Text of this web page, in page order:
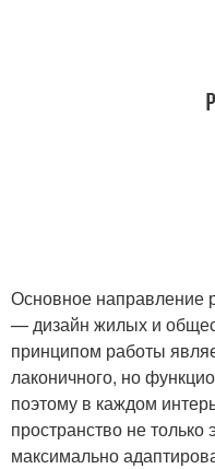
Основное направление
— дизайн жилых и
принципом работы
лаконичного, но
поэтому в каждом
пространство не только
максимально